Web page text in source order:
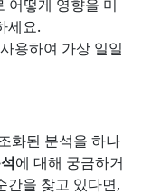
어떻게 영향을 미
세요.
용하여 가상 일일
화된 분석을 하나
에 대해 궁금하거
간을 찾고 있다면,